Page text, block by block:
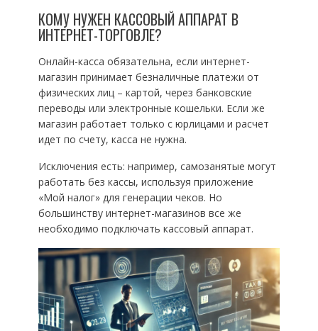
КОМУ НУЖЕН КАССОВЫЙ АППАРАТ В
ИНТЕРНЕТ-ТОРГОВЛЕ?
Онлайн-касса обязательна, если интернет-
магазин принимает безналичные платежи от
физических лиц – картой, через банковские
переводы или электронные кошельки. Если же
магазин работает только с юрлицами и расчет
идет по счету, касса не нужна.
Исключения есть: например, самозанятые могут
работать без кассы, используя приложение
«Мой налог» для генерации чеков. Но
большинству интернет-магазинов все же
необходимо подключать кассовый аппарат.